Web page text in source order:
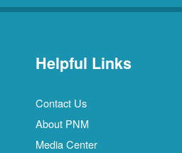
Helpful Links
Contact Us
About PNM
Media Center